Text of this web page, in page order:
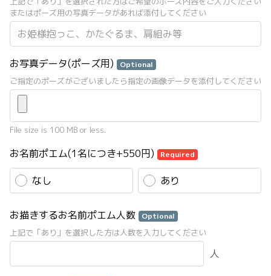
またはポーズ用の写真データがあれば添付してください
お写真データ(ポーズ用) Optional
ご指定のポーズがございましたら指定の画像データを添付してください
File size is 100 MB or less.
お名前ポエム(1名につき+550円) Required
なし あり
お描きするお名前ポエム人数 Optional
上記で「あり」を選択した方は人数を入力してください
人